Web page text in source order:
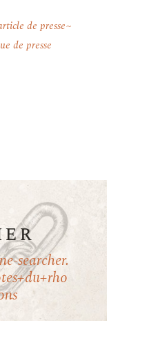
de presse
de presse
searcher.